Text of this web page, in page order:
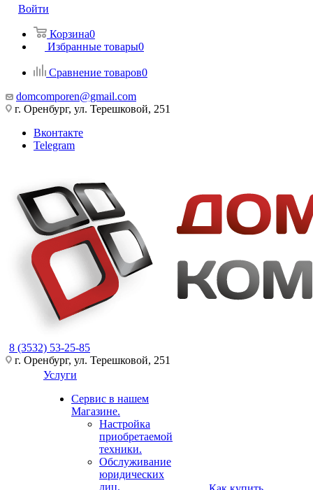
Войти
Корзина0
Избранные товары0
Сравнение товаров0
domcomporen@gmail.com
г. Оренбург, ул. Терешковой, 251
Вконтакте
Telegram
8 (3532) 53-25-85
г. Оренбург, ул. Терешковой, 251
Услуги
Сервис в нашем
Магазине.
Настройка
приобретаемой
техники.
Обслуживание
юридических
лиц.